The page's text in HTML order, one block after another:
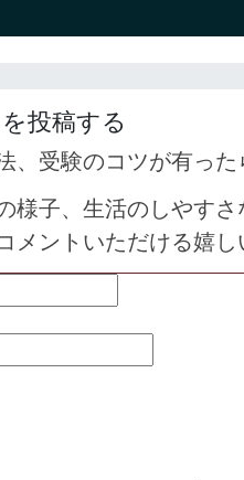
投稿する
受験のコツが有った
様子、生活のしやす
ントいただける嬉し